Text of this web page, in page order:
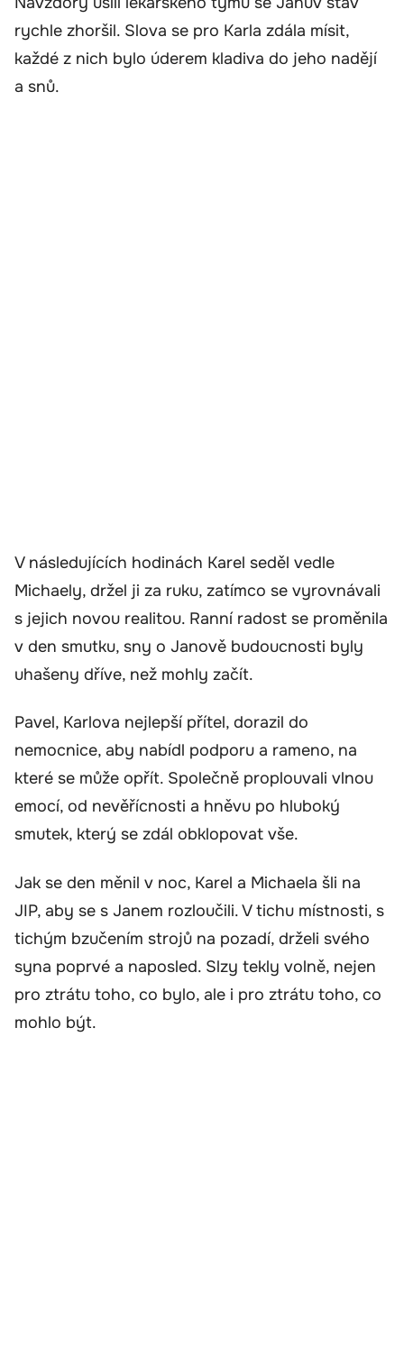
rychle zhoršil. Slova se pro Karla zdála mísit,
každé z nich bylo úderem kladiva do jeho nadějí
a snů.
V následujících hodinách Karel seděl vedle
Michaely, držel ji za ruku, zatímco se vyrovnávali
s jejich novou realitou. Ranní radost se proměnila
v den smutku, sny o Janově budoucnosti byly
uhašeny dříve, než mohly začít.
Pavel, Karlova nejlepší přítel, dorazil do
nemocnice, aby nabídl podporu a rameno, na
které se může opřít. Společně proplouvali vlnou
emocí, od nevěřícnosti a hněvu po hluboký
smutek, který se zdál obklopovat vše.
Jak se den měnil v noc, Karel a Michaela šli na
JIP, aby se s Janem rozloučili. V tichu místnosti, s
tichým bzučením strojů na pozadí, drželi svého
syna poprvé a naposled. Slzy tekly volně, nejen
pro ztrátu toho, co bylo, ale i pro ztrátu toho, co
mohlo být.